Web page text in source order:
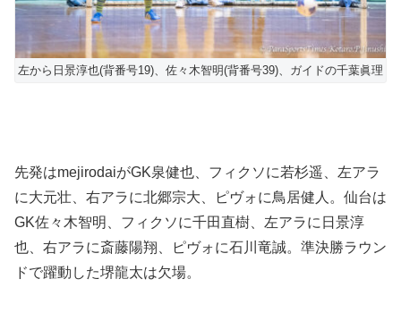
左から日景淳也(背番号19)、佐々木智明(背番号39)、ガイドの千葉眞理
先発はmejirodaiがGK泉健也、フィクソに若杉遥、左アラ
に大元壮、右アラに北郷宗大、ピヴォに鳥居健人。仙台は
GK佐々木智明、フィクソに千田直樹、左アラに日景淳
也、右アラに斎藤陽翔、ピヴォに石川竜誠。準決勝ラウン
ドで躍動した堺龍太は欠場。